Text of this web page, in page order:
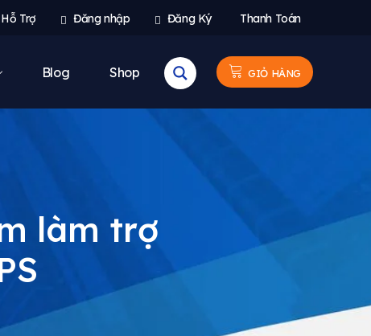
Trợ Đăng nhập Đăng Ký Thanh Toán
Blog Shop GIỎ HÀNG
làm trợ